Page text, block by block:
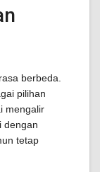
berbeda.
pilihan
mengalir
dengan
tetap